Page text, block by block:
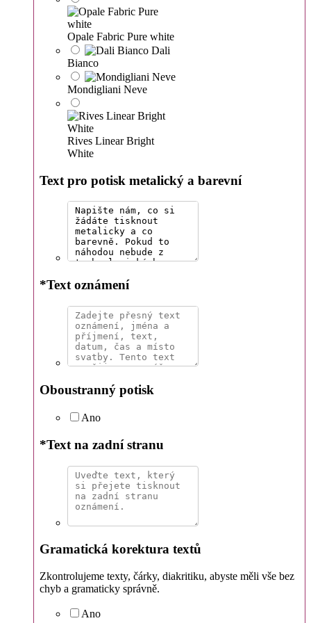
Opale Fabric Pure white
Dali
Bianco
Mondigliani Neve
Rives Linear Bright
White
Text pro potisk metalický a barevní
*Text oznámení
Oboustranný potisk
Ano
*Text na zadní stranu
Gramatická korektura textů
Zkontrolujeme texty, čárky, diakritiku, abyste měli vše bez
chyb a gramaticky správně.
Ano